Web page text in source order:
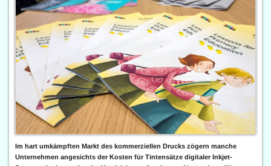
Im hart umkämpften Markt des kommerziellen Drucks zögern manche
Unternehmen angesichts der Kosten für Tintensätze digitaler Inkjet-